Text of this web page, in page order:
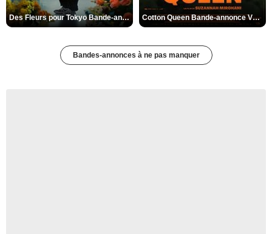
Des Fleurs pour Tokyo Bande-annonce VO STFR Cotton Queen Bande-annonce VO STFR
Bandes-annonces à ne pas manquer